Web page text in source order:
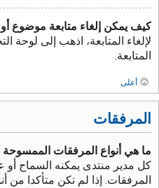
كيف يمكن إلغاء متابعة موضوع
لإلغاء المتابعة، اذهب إلى لوحة
المتابعة.
أعلى
المرفقات
ما هي أنواع المرفقات الممسوحة
كل مدير منتدى يمكنه السماح أو
المرفقات. إذا لم تكن متأكدا من